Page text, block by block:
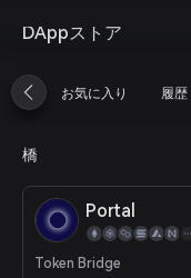
Deutsch
繁體中文
Português (Portugal)
ภาษาไทย
हिन्दी
Español
Português (Brasil)
DAppストア
お気に入り 履歴
橋
Portal
Token Bridge